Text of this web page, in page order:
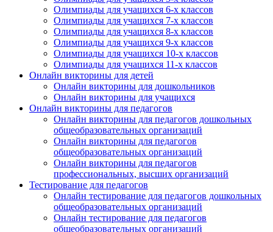
Олимпиады для учащихся 6-х классов
Олимпиады для учащихся 7-х классов
Олимпиады для учащихся 8-х классов
Олимпиады для учащихся 9-х классов
Олимпиады для учащихся 10-х классов
Олимпиады для учащихся 11-х классов
Онлайн викторины для детей
Онлайн викторины для дошкольников
Онлайн викторины для учащихся
Онлайн викторины для педагогов
Онлайн викторины для педагогов дошкольных
общеобразовательных организаций
Онлайн викторины для педагогов
общеобразовательных организаций
Онлайн викторины для педагогов
профессиональных, высших организаций
Тестирование для педагогов
Онлайн тестирование для педагогов дошкольных
общеобразовательных организаций
Онлайн тестирование для педагогов
общеобразовательных организаций